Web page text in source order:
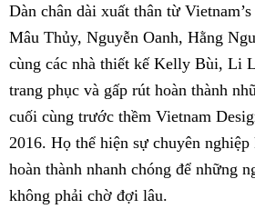
Dàn chân dài xuất thân từ
Mâu Thủy, Nguyễn Oanh, Hằng
cùng các nhà thiết kế Kelly Bùi, Li
trang phục và gấp rút hoàn thành
cuối cùng trước thềm Vietnam
2016. Họ thể hiện sự chuyên
hoàn thành nhanh chóng để những
không phải chờ đợi lâu.